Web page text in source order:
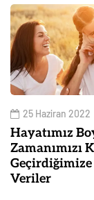
25 Haziran 2022
Hayatımız
Zamanımızı
Veriler